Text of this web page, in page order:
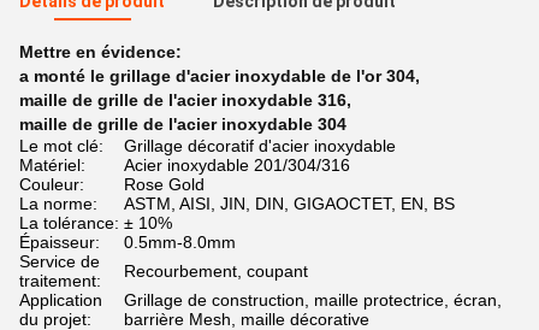
Mettre en évidence:
a monté le grillage d'acier inoxydable de l'or 304,
maille de grille de l'acier inoxydable 316,
maille de grille de l'acier inoxydable 304
Le mot clé:
Grillage décoratif d'acier inoxydable
Matériel:
Acier inoxydable 201/304/316
Couleur:
Rose Gold
La norme:
ASTM, AISI, JIN, DIN, GIGAOCTET, EN, BS
La tolérance: ± 10%
Épaisseur:
0.5mm-8.0mm
Service de
traitement:
Recourbement, coupant
Application
du projet:
Grillage de construction, maille protectrice, écran,
barrière Mesh, maille décorative